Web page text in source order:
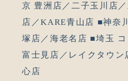
京 豊洲店／二子玉川店
店／KARE青山店 ■神奈
塚店／海老名店 ■埼玉
富士見店／レイクタウ
心店